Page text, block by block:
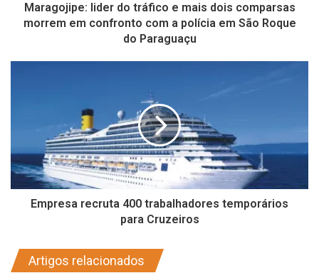
Maragojipe: lider do tráfico e mais dois comparsas
morrem em confronto com a polícia em São Roque
do Paraguaçu
Empresa recruta 400 trabalhadores temporários
para Cruzeiros
Artigos relacionados